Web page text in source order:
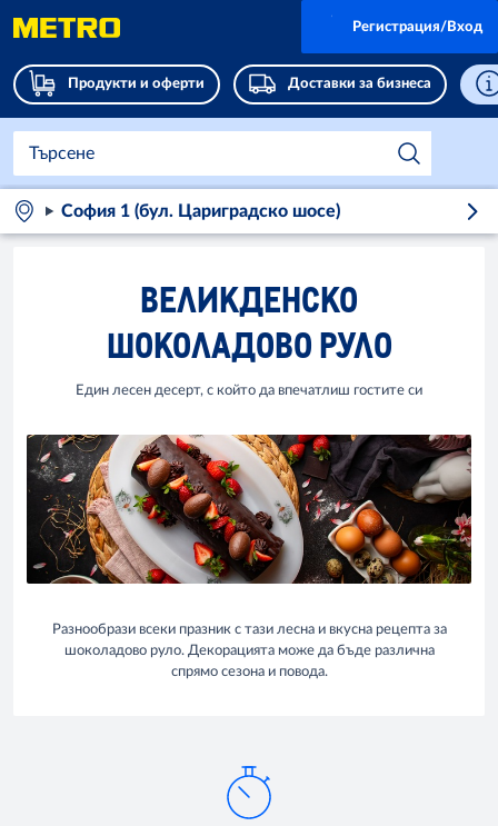
Продукти и оферти Доставки за бизнеса
Регистрация/Вход
София 1 (бул. Цариградско шосе)
ВЕЛИКДЕНСКО
ШОКОЛАДОВО РУЛО
Един лесен десерт, с който да впечатлиш гостите си
Разнообрази всеки празник с тази лесна и вкусна рецепта за
шоколадово руло. Декорацията може да бъде различна
спрямо сезона и повода.